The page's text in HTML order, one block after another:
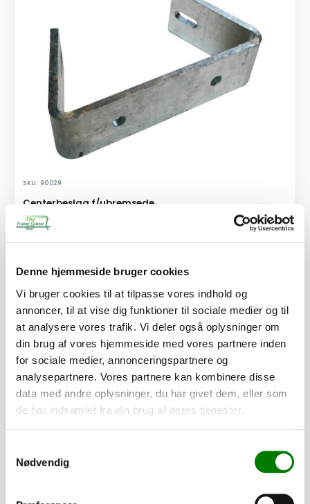
Denne hjemmeside bruger cookies
Vi bruger cookies til at tilpasse vores indhold og
annoncer, til at vise dig funktioner til sociale medier og til
at analysere vores trafik. Vi deler også oplysninger om
din brug af vores hjemmeside med vores partnere inden
for sociale medier, annonceringspartnere og
analysepartnere. Vores partnere kan kombinere disse
data med andre oplysninger, du har givet dem, eller som
de har indsamlet fra din brug af deres tjenester.
Nødvendig
SKU: 90029
Centerbeslag f/ubremsede
170,00
136,00kr.ekskl. moms
Afhentning og forsendelse
Se detaljer